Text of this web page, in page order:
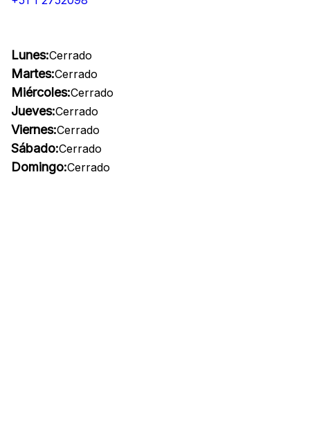
Lunes:Cerrado
Martes:Cerrado
Miércoles:Cerrado
Jueves:Cerrado
Viernes:Cerrado
Sábado:Cerrado
Domingo:Cerrado